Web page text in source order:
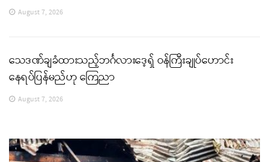
August 7, 2026
သေဒဏ်ချခံထားသည့်ဘင်္ဂလားဒေ့ရှ် ဝန်ကြီးချုပ်ဟောင်း
နေရပ်ပြန်မည်ဟု ကြေညာ
August 7, 2026